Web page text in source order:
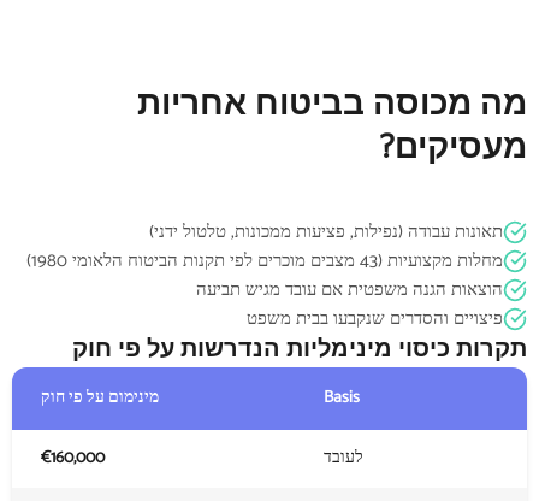
מה מכוסה בביטוח אחריות
מעסיקים?
תאונות עבודה (נפילות, פציעות ממכונות, טלטול ידני)
מחלות מקצועיות (43 מצבים מוכרים לפי תקנות הביטוח הלאומי 1980)
הוצאות הגנה משפטית אם עובד מגיש תביעה
פיצויים והסדרים שנקבעו בבית משפט
תקרות כיסוי מינימליות הנדרשות על פי חוק
Basis מינימום על פי חוק
לעובד ‎€160,000‎